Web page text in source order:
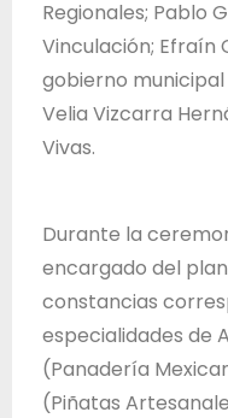
Regionales; Pablo
Vinculación; Efraín
gobierno municipal
Velia Vizcarra
Vivas.
Durante la
encargado del
constancias
especialidades de
(Panadería
(Piñatas